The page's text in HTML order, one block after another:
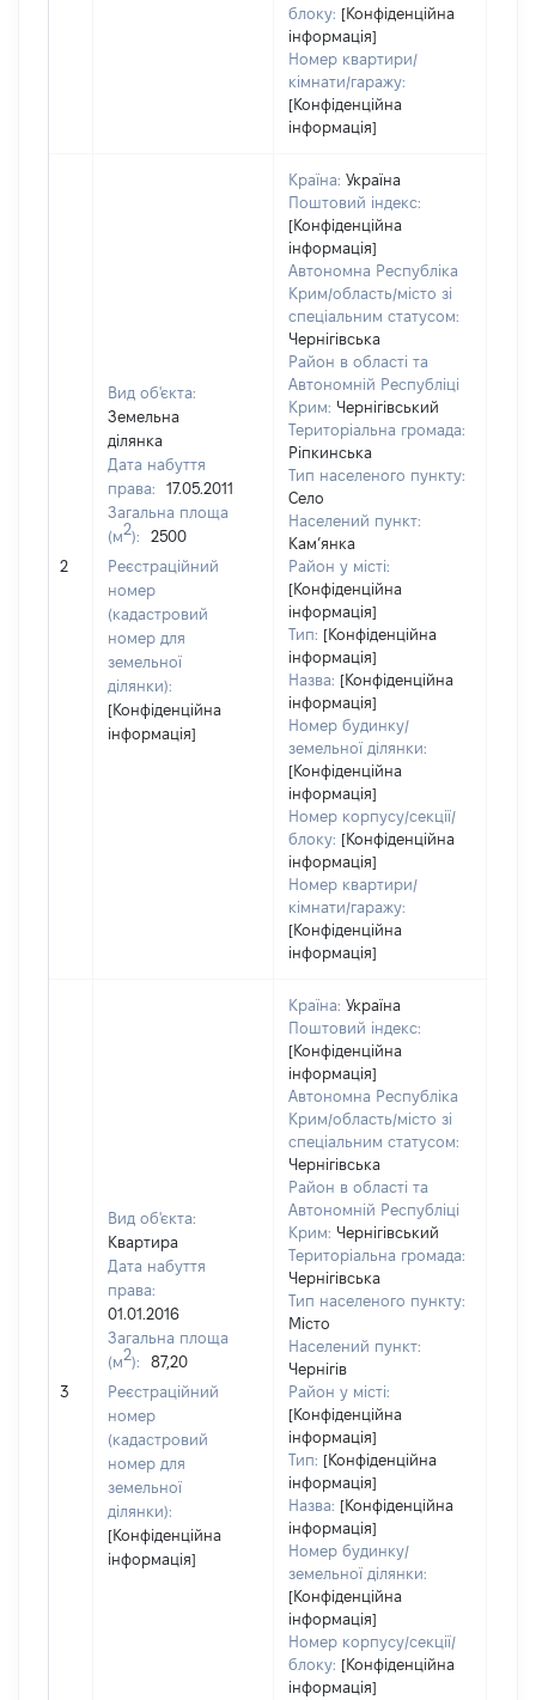
блоку: [Конфіденційна
інформація]
Номер квартири/
кімнати/гаражу:
[Конфіденційна
інформація]
2
Вид об'єкта:
Земельна
ділянка
Дата набуття
права:
17.05.2011
Загальна площа
(м2):
2500
Реєстраційний
номер
(кадастровий
номер для
земельної
ділянки):
[Конфіденційна
інформація]
Країна: Україна
Поштовий індекс:
[Конфіденційна
інформація]
Автономна Республіка
Крим/область/місто зі
спеціальним статусом:
Чернігівська
Район в області та
Автономній Республіці
Крим: Чернігівський
Територіальна громада:
Ріпкинська
Тип населеного пункту:
Село
Населений пункт:
Кам’янка
Район у місті:
[Конфіденційна
інформація]
Тип: [Конфіденційна
інформація]
Назва: [Конфіденційна
інформація]
Номер будинку/
земельної ділянки:
[Конфіденційна
інформація]
Номер корпусу/секції/
блоку: [Конфіденційна
інформація]
Номер квартири/
кімнати/гаражу:
[Конфіденційна
інформація]
3
Вид об'єкта:
Квартира
Дата набуття
права:
01.01.2016
Загальна площа
(м2):
87,20
Реєстраційний
номер
(кадастровий
номер для
земельної
ділянки):
[Конфіденційна
інформація]
Країна: Україна
Поштовий індекс:
[Конфіденційна
інформація]
Автономна Республіка
Крим/область/місто зі
спеціальним статусом:
Чернігівська
Район в області та
Автономній Республіці
Крим: Чернігівський
Територіальна громада:
Чернігівська
Тип населеного пункту:
Місто
Населений пункт:
Чернігів
Район у місті:
[Конфіденційна
інформація]
Тип: [Конфіденційна
інформація]
Назва: [Конфіденційна
інформація]
Номер будинку/
земельної ділянки:
[Конфіденційна
інформація]
Номер корпусу/секції/
блоку: [Конфіденційна
інформація]